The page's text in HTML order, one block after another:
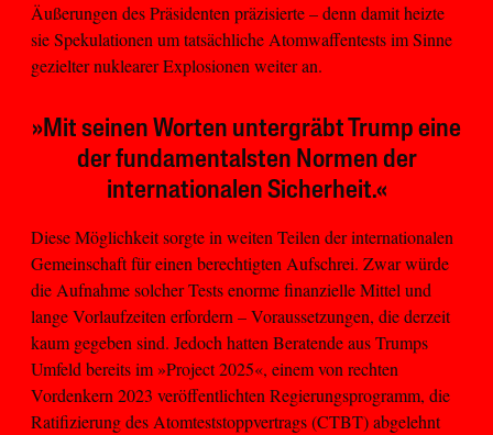
Äußerungen des Präsidenten präzisierte – denn damit heizte
sie Spekulationen um tatsächliche Atomwaffentests im Sinne
gezielter nuklearer Explosionen weiter an.
»Mit seinen Worten untergräbt Trump eine
der fundamentalsten Normen der
internationalen Sicherheit.«
Diese Möglichkeit sorgte in weiten Teilen der internationalen
Gemeinschaft für einen berechtigten Aufschrei. Zwar würde
die Aufnahme solcher Tests enorme finanzielle Mittel und
lange Vorlaufzeiten erfordern – Voraussetzungen, die derzeit
kaum gegeben sind. Jedoch hatten Beratende aus Trumps
Umfeld bereits im »Project 2025«, einem von rechten
Vordenkern 2023 veröffentlichten Regierungsprogramm, die
Ratifizierung des Atomteststoppvertrags (CTBT) abgelehnt